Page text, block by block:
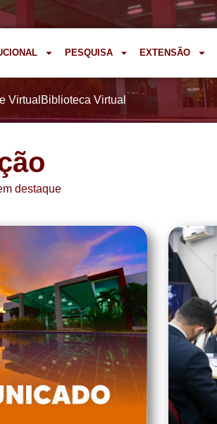
PESQUISA EXTENSÃO
Virtual Biblioteca Virtual
destaque